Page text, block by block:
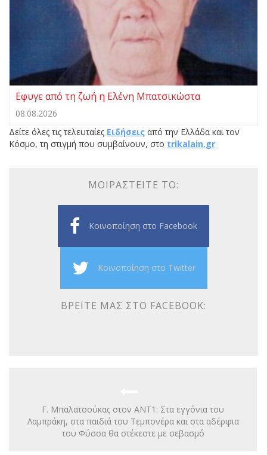
Eφυγε από τη ζωή η Ελένη Μπατσικώστα
08.08.2026
Δείτε όλες τις τελευταίες Ειδήσεις από την Ελλάδα και τον
Κόσμο, τη στιγμή που συμβαίνουν, στο trikalain.gr
ΜΟΙΡΑΣΤΕΊΤΕ ΤΟ:
Κοινοποίηση στο Facebook
Κοινοποίηση στο Twitter
ΒΡΕΊΤΕ ΜΑΣ ΣΤΟ FACEBOOK:
Γ. Μπαλατσούκας στον ΑΝΤ1: Στα εγγόνια του
Λαμπράκη, στα παιδιά του Τεμπονέρα και στα αδέρφια
του Φύσσα θα στέκεστε με σεβασμό